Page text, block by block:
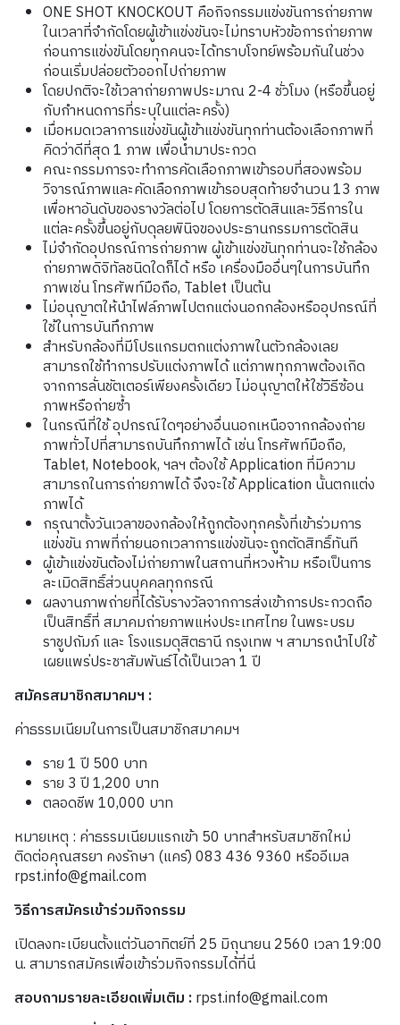
ONE SHOT KNOCKOUT คือกิจกรรมแข่งขันการถ่ายภาพ
ในเวลาที่จำกัดโดยผู้เข้าแข่งขันจะไม่ทราบหัวข้อการถ่ายภาพ
ก่อนการแข่งขันโดยทุกคนจะได้ทราบโจทย์พร้อมกันในช่วง
ก่อนเริ่มปล่อยตัวออกไปถ่ายภาพ
โดยปกติจะใช้เวลาถ่ายภาพประมาณ 2-4ชั่วโมง (หรือขึ้นอยู่
กับกำหนดการที่ระบุในแต่ละครั้ง)
เมื่อหมดเวลาการแข่งขันผู้เข้าแข่งขันทุกท่านต้องเลือกภาพที่
คิดว่าดีที่สุด1 ภาพ เพื่อนำมาประกวด
คณะกรรมการจะทำการคัดเลือกภาพเข้ารอบที่สองพร้อม
วิจารณ์ภาพและคัดเลือกภาพเข้ารอบสุดท้ายจำนวน13 ภาพ
เพื่อหาอันดับของรางวัลต่อไป โดยการตัดสินและวิธีการใน
แต่ละครั้งขึ้นอยู่กับดุลยพินิจของประธานกรรมการตัดสิน
ไม่จำกัดอุปกรณ์การถ่ายภาพ ผู้เข้าแข่งขันทุกท่านจะใช้กล้อง
ถ่ายภาพดิจิทัลชนิดใดก็ได้ หรือ เครื่องมืออื่นๆในการบันทึก
ภาพเช่น โทรศัพท์มือถือ, Tablet เป็นต้น
ไม่อนุญาตให้นำไฟล์ภาพไปตกแต่งนอกกล้องหรืออุปกรณ์ที่
ใช้ในการบันทึกภาพ
สำหรับกล้องที่มีโปรแกรมตกแต่งภาพในตัวกล้องเลย
สามารถใช้ทำการปรับแต่งภาพได้ แต่ภาพทุกภาพต้องเกิด
จากการลั่นชัตเตอร์เพียงครั้งเดียว ไม่อนุญาตให้ใช้วิธีซ้อน
ภาพหรือถ่ายซ้ำ
ในกรณีที่ใช้ อุปกรณ์ใดๆอย่างอื่นนอกเหนือจากกล้องถ่าย
ภาพทั่วไปที่สามารถบันทึกภาพได้ เช่น โทรศัพท์มือถือ,
Tablet, Notebook, ฯลฯ ต้องใช้ Application ที่มีความ
สามารถในการถ่ายภาพได้ จึงจะใช้ Application นั้นตกแต่ง
ภาพได้
กรุณาตั้งวันเวลาของกล้องให้ถูกต้องทุกครั้งที่เข้าร่วมการ
แข่งขัน ภาพที่ถ่ายนอกเวลาการแข่งขันจะถูกตัดสิทธิ์ทันที
ผู้เข้าแข่งขันต้องไม่ถ่ายภาพในสถานที่หวงห้าม หรือเป็นการ
ละเมิดสิทธิ์ส่วนบุคคลทุกกรณี
ผลงานภาพถ่ายที่ได้รับรางวัลจากการส่งเข้าการประกวดถือ
เป็นสิทธิ์ที่ สมาคมถ่ายภาพแห่งประเทศไทย ในพระบรม
ราชูปถัมภ์ และ โรงแรมดุสิตธานี กรุงเทพ ฯ สามารถนำไปใช้
เผยแพร่ประชาสัมพันธ์ได้เป็นเวลา 1 ปี
สมัครสมาชิกสมาคมฯ :
ค่าธรรมเนียมในการเป็นสมาชิกสมาคมฯ
ราย 1 ปี 500 บาท
ราย 3 ปี 1,200 บาท
ตลอดชีพ 10,000 บาท
หมายเหตุ : ค่าธรรมเนียมแรกเข้า 50 บาทสำหรับสมาชิกใหม่
ติดต่อคุณสรยา คงรักษา (แคร์) 083 436 9360 หรืออีเมล
rpst.info@gmail.com
วิธีการสมัครเข้าร่วมกิจกรรม
เปิดลงทะเบียนตั้งแต่วันอาทิตย์ที่ 25 มิถุนายน 2560 เวลา 19:00
น. สามารถสมัครเพื่อเข้าร่วมกิจกรรมได้ที่นี่
สอบถามรายละเอียดเพิ่มเติม :rpst.info@gmail.com